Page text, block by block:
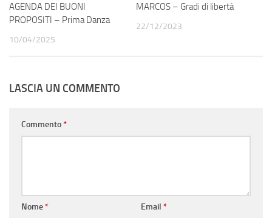
AGENDA DEI BUONI
PROPOSITI – Prima Danza
10/04/2025
MARCOS – Gradi di libertà
22/12/2023
LASCIA UN COMMENTO
Commento*
Nome* Email *